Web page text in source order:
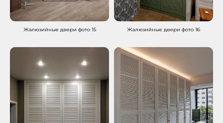
Жалюзийные двери фото 15 Жалюзийные двери фото 16